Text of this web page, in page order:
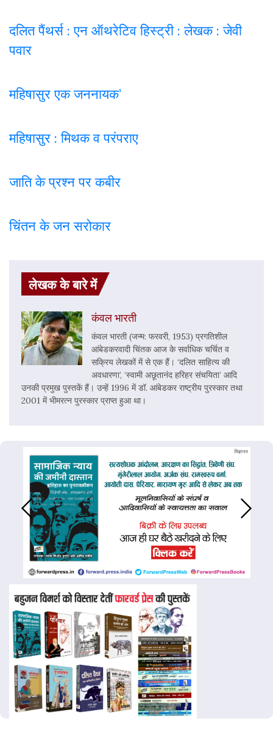
दलित पैंथर्स : एन ऑथरेटिव हिस्ट्री : लेखक : जेवी
पवार
महिषासुर एक जननायक’
महिषासुर : मिथक व परंपराए
जाति के प्रश्न पर कबीर
चिंतन के जन सरोकार
लेखक के बारे में
कंवल भारती
कंवल भारती (जन्म: फरवरी, 1953) प्रगतिशील
आंबेडकरवादी चिंतक आज के सर्वाधिक चर्चित व
सक्रिय लेखकों में से एक हैं। ‘दलित साहित्य की
अवधारणा’, ‘स्वामी अछूतानंद हरिहर संचयिता’ आदि
उनकी प्रमुख पुस्तकें हैं। उन्हें 1996 में डॉ. आंबेडकर राष्ट्रीय पुरस्कार तथा
2001 में भीमरत्न पुरस्कार प्राप्त हुआ था।